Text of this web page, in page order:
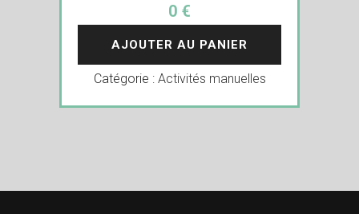
0 €
AJOUTER AU PANIER
Catégorie : Activités manuelles